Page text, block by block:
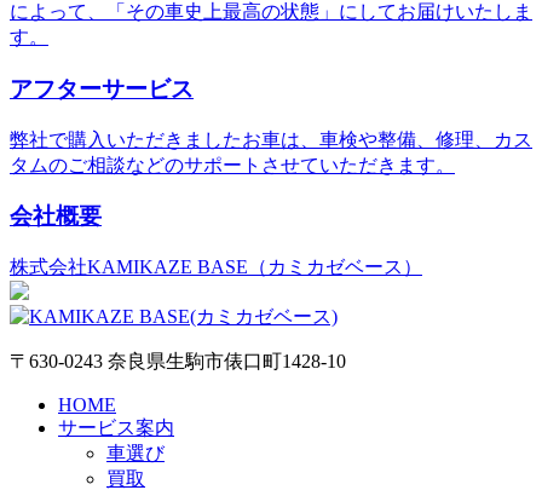
によって、「その車史上最高の状態」にしてお届けいたしま
す。
アフターサービス
弊社で購入いただきましたお車は、車検や整備、修理、カス
タムのご相談などのサポートさせていただきます。
会社概要
株式会社KAMIKAZE BASE（カミカゼベース）
〒630-0243 奈良県生駒市俵口町1428-10
HOME
サービス案内
車選び
買取